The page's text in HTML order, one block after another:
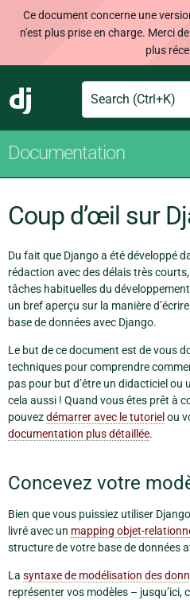
Ce document concerne une
n'est plus prise en charge. Merci
plus
Django
Search
Documentation
Coup d’œil sur
Du fait que Django a été développé
rédaction avec des délais très
tâches habituelles du
un bref aperçu sur la manière
base de données avec Django.
Le but de ce document est de vous
techniques pour comprendre
pas pour but d’être un didacticiel ou
cela aussi ! Quand vous êtes prêt à
pouvezdémarrer avec le tutorielou
documentation plus détaillée.
Concevez votre
Bien que vous puissiez utiliser
livré avec un mapping objet-
structure de votre base de données
La syntaxe de modélisation des
représenter vos modèles – jusqu’ici,